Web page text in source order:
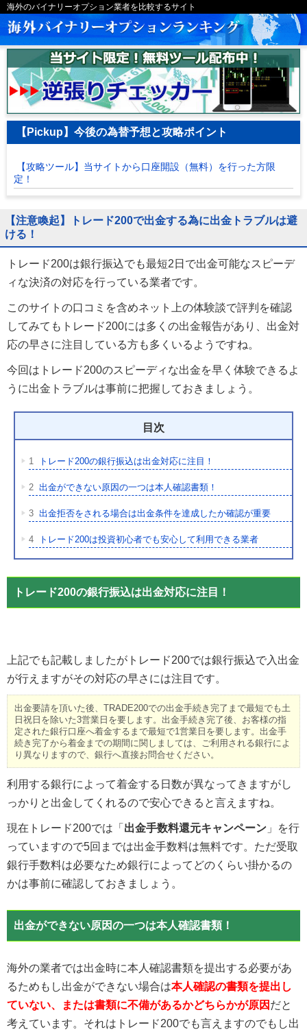
海外のバイナリーオプション業者を比較するサイト
【Pickup】今後の為替予想と攻略ポイント
【攻略ツール】当サイトから口座開設（無料）を行った方限
定！
【注意喚起】トレード200で出金する為に出金トラブルは避
ける！
トレード200は銀行振込でも最短2日で出金可能なスピーデ
ィな決済の対応を行っている業者です。
このサイトの口コミを含めネット上の体験談で評判を確認
してみてもトレード200には多くの出金報告があり、出金対
応の早さに注目している方も多くいるようですね。
今回はトレード200のスピーディな出金を早く体験できるよ
うに出金トラブルは事前に把握しておきましょう。
目次
1 トレード200の銀行振込は出金対応に注目！
2 出金ができない原因の一つは本人確認書類！
3 出金拒否をされる場合は出金条件を達成したか確認が重要
4 トレード200は投資初心者でも安心して利用できる業者
トレード200の銀行振込は出金対応に注目！
上記でも記載しましたがトレード200では銀行振込で入出金
が行えますがその対応の早さには注目です。
出金要請を頂いた後、TRADE200での出金手続き完了まで最短でも土
日祝日を除いた3営業日を要します。出金手続き完了後、お客様の指
定された銀行口座へ着金するまで最短で1営業日を要します。出金手
続き完了から着金までの期間に関しましては、ご利用される銀行によ
り異なりますので、銀行へ直接お問合せください。
利用する銀行によって着金する日数が異なってきますがし
っかりと出金してくれるので安心できると言えますね。
現在トレード200では「 出金手数料還元キャンペーン 」を行
っていますので5回までは出金手数料は無料です。ただ受取
銀行手数料は必要なため銀行によってどのくらい掛かるの
かは事前に確認しておきましょう。
出金ができない原因の一つは本人確認書類！
海外の業者では出金時に本人確認書類を提出する必要があ
るためもし出金ができない場合は本人確認の書類を提出し
ていない、または書類に不備があるかどちらかが原因 だと
考えています。それはトレード200でも言えますのでもし出